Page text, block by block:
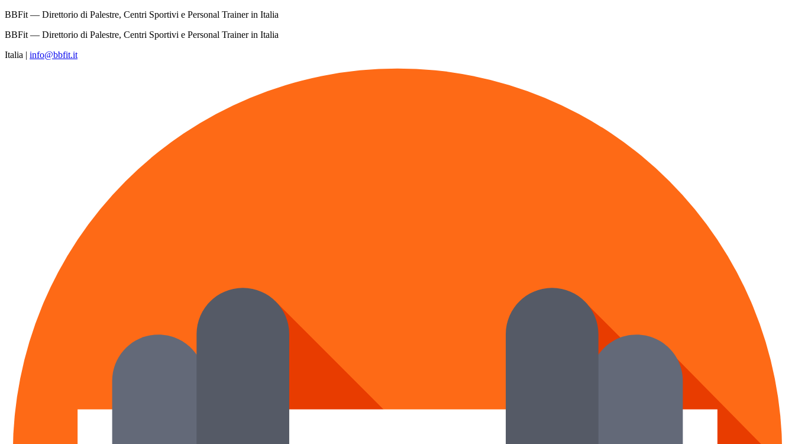
BBFit — Direttorio di Palestre, Centri Sportivi e Personal Trainer in Italia
BBFit — Direttorio di Palestre, Centri Sportivi e Personal Trainer in Italia
Italia | info@bbfit.it